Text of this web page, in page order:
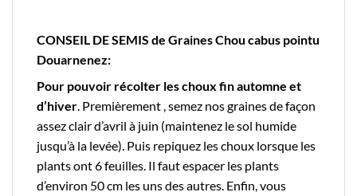
CONSEIL DE SEMIS de Graines Chou cabus pointu
Douarnenez:
Pour pouvoir récolter les choux fin automne et
d’hiver. Premièrement , semez nos graines de façon
assez clair d’avril à juin (maintenez le sol humide
jusqu’à la levée). Puis repiquez les choux lorsque les
plants ont 6 feuilles. Il faut espacer les plants
d’environ 50 cm les uns des autres. Enfin, vous